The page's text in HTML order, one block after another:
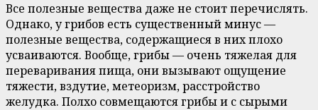
Все полезные вещества даже не стоит перечислять.
Однако, у грибов есть существенный минус —
полезные вещества, содержащиеся в них плохо
усваиваются. Вообще, грибы — очень тяжелая для
переваривания пища, они вызывают ощущение
тяжести, вздутие, метеоризм, расстройство
желудка. Полхо совмещаются грибы и с сырыми